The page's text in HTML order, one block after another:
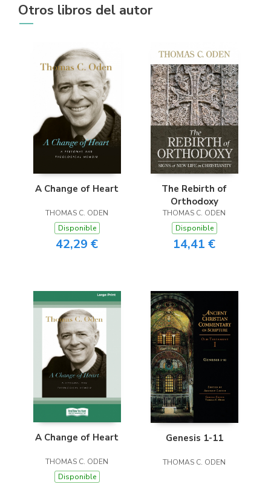
Otros libros del autor
A Change of Heart
THOMAS C. ODEN
Disponible
42,29 €
The Rebirth of
Orthodoxy
THOMAS C. ODEN
Disponible
14,41 €
A Change of Heart
THOMAS C. ODEN
Disponible
Genesis 1-11
THOMAS C. ODEN